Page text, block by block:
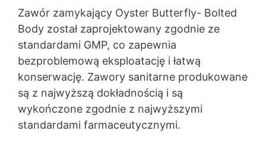
dla
przemysły
farmaceutycznego,
spożywczego
i
kosmetycznego
Zawór zamykający Oyster Butterfly- Bolted
Body został zaprojektowany zgodnie ze
standardami GMP, co zapewnia
bezproblemową eksploatację i łatwą
konserwację. Zawory sanitarne produkowane
są z najwyższą dokładnością i są
wykończone zgodnie z najwyższymi
standardami farmaceutycznymi.